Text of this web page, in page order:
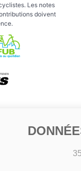
Les notes
doivent